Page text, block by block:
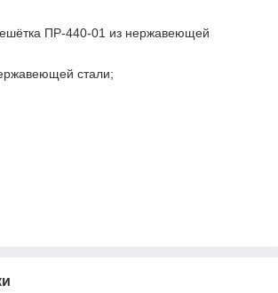
ПР-440-01 из нержавеющей
стали;